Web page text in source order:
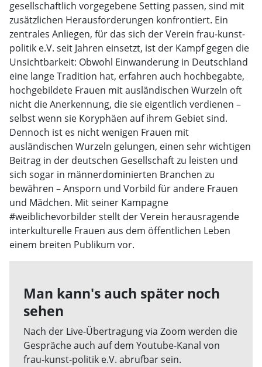
gesellschaftlich vorgegebene Setting passen, sind mit
zusätzlichen Herausforderungen konfrontiert. Ein
zentrales Anliegen, für das sich der Verein frau-kunst-
politik e.V. seit Jahren einsetzt, ist der Kampf gegen die
Unsichtbarkeit: Obwohl Einwanderung in Deutschland
eine lange Tradition hat, erfahren auch hochbegabte,
hochgebildete Frauen mit ausländischen Wurzeln oft
nicht die Anerkennung, die sie eigentlich verdienen –
selbst wenn sie Koryphäen auf ihrem Gebiet sind.
Dennoch ist es nicht wenigen Frauen mit
ausländischen Wurzeln gelungen, einen sehr wichtigen
Beitrag in der deutschen Gesellschaft zu leisten und
sich sogar in männerdominierten Branchen zu
bewähren – Ansporn und Vorbild für andere Frauen
und Mädchen. Mit seiner Kampagne
#weiblichevorbilder stellt der Verein herausragende
interkulturelle Frauen aus dem öffentlichen Leben
einem breiten Publikum vor.
Man kann's auch später noch
sehen
Nach der Live-Übertragung via Zoom werden die
Gespräche auch auf dem Youtube-Kanal von
frau-kunst-politik e.V. abrufbar sein.